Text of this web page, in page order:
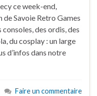
ce week-end,
de Savoie Retro Games
des ordis, des
du cosplay : un large
d’infos dans notre
Faire un commentaire